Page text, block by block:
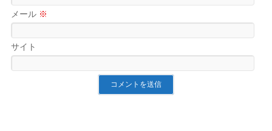
メール ※
サイト